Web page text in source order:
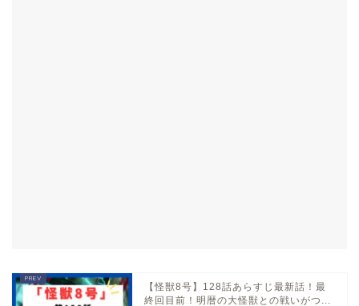
【怪獣8号】128話あらすじ最新話！最
終回目前！明暦の大怪獣との戦いがつ...